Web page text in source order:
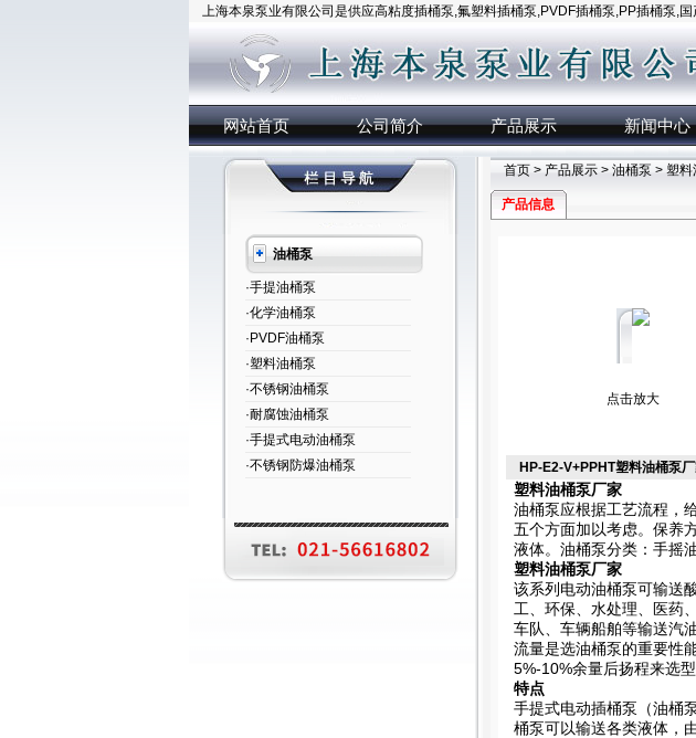
上海本泉泵业有限公司是供应高粘度插桶泵,氟塑料插桶泵,PVDF插桶泵,PP插桶泵,国
网站首页 公司简介 产品展示 新闻中心
油桶泵
·手提油桶泵
·化学油桶泵
·PVDF油桶泵
·塑料油桶泵
·不锈钢油桶泵
·耐腐蚀油桶泵
·手提式电动油桶泵
·不锈钢防爆油桶泵
首页> 产品展示> 油桶泵 > 塑料
产品信息
点击放大
HP-E2-V+PPHT塑料油桶泵
塑料油桶泵厂家
油桶泵应根据工艺流程，
五个方面加以考虑。保养
液体。油桶泵分类： 手摇
塑料油桶泵厂家
该系列电动油桶泵可输送
工、环保、水处理、医药
车队、车辆船舶等输送汽
流量是选油桶泵的重要性
5%-10%余量后扬程来选型
特点
手提式电动插桶泵（油桶
桶泵可以输送各类液体，